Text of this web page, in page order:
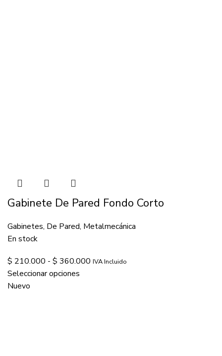
Gabinete De Pared Fondo Corto
Gabinetes, De Pared, Metalmecánica
En stock
$ 210.000 - $ 360.000 IVA Incluido
Seleccionar opciones
Nuevo